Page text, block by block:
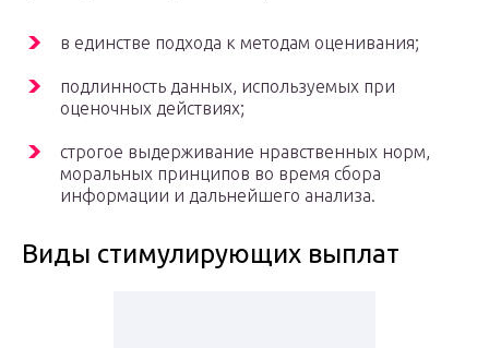
в единстве подхода к методам оценивания;
подлинность данных, используемых при
оценочных действиях;
строгое выдерживание нравственных норм,
моральных принципов во время сбора
информации и дальнейшего анализа.
Виды стимулирующих выплат